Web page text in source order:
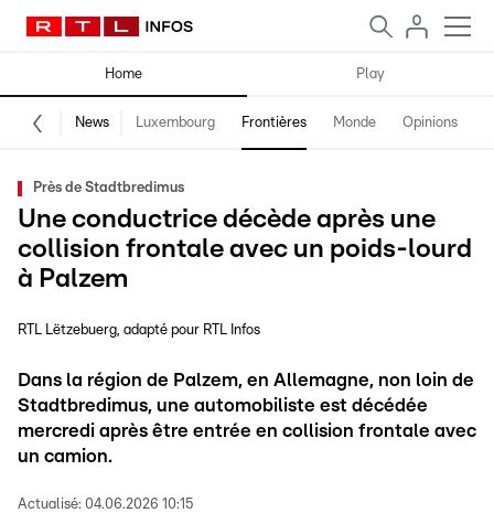
Home Play
News Luxembourg Frontières Monde Opinions
Près de Stadtbredimus
Une conductrice décède après une
collision frontale avec un poids-lourd
à Palzem
RTL Lëtzebuerg adapté pour RTL Infos
Dans la région de Palzem, en Allemagne, non loin de
Stadtbredimus, une automobiliste est décédée
mercredi après être entrée en collision frontale avec
un camion.
Actualisé: 04.06.2026 10:15